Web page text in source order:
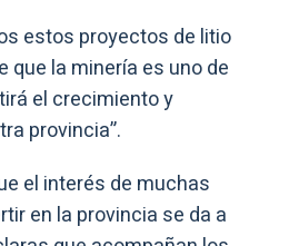
estos proyectos de litio
que la minería es uno de
el crecimiento y
provincia”.
el interés de muchas
en la provincia se da a